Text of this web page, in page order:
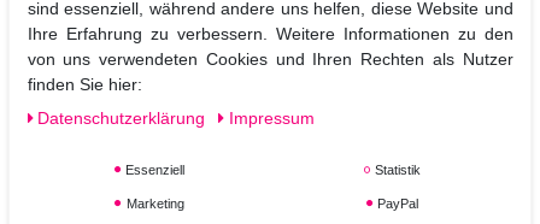
Vorteile des Hair-Treatments:
Die Pflege-Spülung für mehr Feuchtigkeit ist frei von
Parabenen, Sulfaten, Gluten, Mineralöl, Alkohol und
tierischen Inhaltsstoffen.
alternativer Testmethoden hat sich PAUL MITCHELL
Tierversuche ausgesprochen.
sind essenziell, während andere uns helfen, diese Website und
Ihre Erfahrung zu verbessern. Weitere Informationen zu den
von uns verwendeten Cookies und Ihren Rechten als Nutzer
finden Sie hier:
Daten­schutz­erklärung
Impressum
Essenziell Statistik
Marketing PayPal